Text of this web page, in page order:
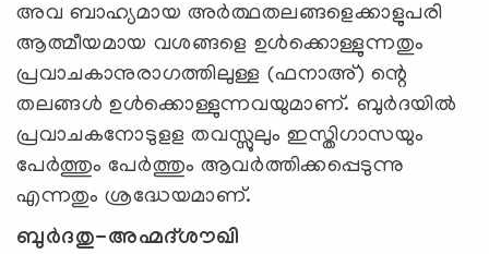
അവ ബാഹ്യമായ അര്‍ത്ഥതലങ്ങളെക്കാളുപരി
ആത്മീയമായ വശങ്ങളെ ഉള്‍ക്കൊള്ളുന്നതും
പ്രവാചകാനുരാഗത്തിലുള്ള (ഫനാഅ്) ന്റെ
തലങ്ങള്‍ ഉള്‍ക്കൊള്ളുന്നവയുമാണ്. ബുര്‍ദയില്‍
പ്രവാചകനോടുളള തവസ്സുലും ഇസ്തിഗാസയും
പേര്‍ത്തും പേര്‍ത്തും ആവര്‍ത്തിക്കപ്പെടുന്നു
എന്നതും ശ്രദ്ധേയമാണ്.
ബുര്‍ദതു-അഹ്മദ്ശൗഖി